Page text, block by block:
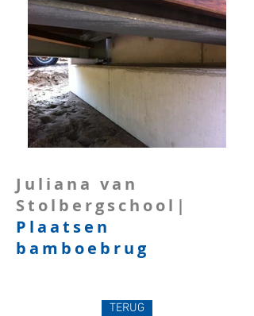
Juliana van
Stolbergschool|
Plaatsen
bamboebrug
TERUG